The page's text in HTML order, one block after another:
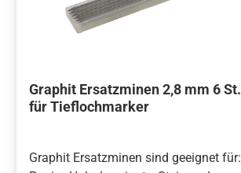
Graphit Ersatzminen 2,8 mm 6 St.
für Tieflochmarker
Graphit Ersatzminen sind geeignet für: